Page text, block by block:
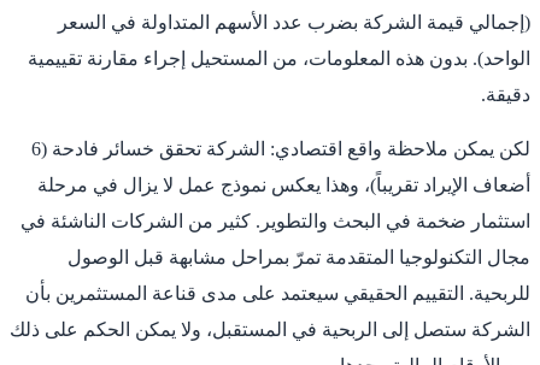
(إجمالي قيمة الشركة بضرب عدد الأسهم المتداولة في السعر
الواحد). بدون هذه المعلومات، من المستحيل إجراء مقارنة تقييمية
دقيقة.
لكن يمكن ملاحظة واقع اقتصادي: الشركة تحقق خسائر فادحة (6
أضعاف الإيراد تقريباً)، وهذا يعكس نموذج عمل لا يزال في مرحلة
استثمار ضخمة في البحث والتطوير. كثير من الشركات الناشئة في
مجال التكنولوجيا المتقدمة تمرّ بمراحل مشابهة قبل الوصول
للربحية. التقييم الحقيقي سيعتمد على مدى قناعة المستثمرين بأن
الشركة ستصل إلى الربحية في المستقبل، ولا يمكن الحكم على ذلك